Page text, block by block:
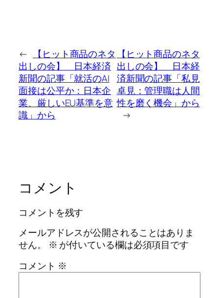
←
【ヒット商品のネタ
出しの会】 日本経済
新聞の記事「就活のAI
面接は公平か：日本企
業、厳しいEU基準を意
識」から
【ヒット商品のネタ
出しの会】 日本経
済新聞の記事「私見
卓見：管理職は人間
性を磨く機会」から
→
コメント
コメントを残す
メールアドレスが公開されることはありま
せん。
※ が付いている欄は必須項目です
コメント ※